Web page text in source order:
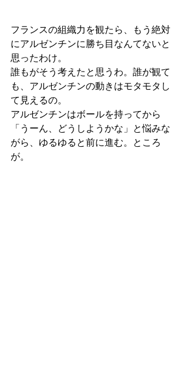
フランスの組織力を観たら、もう絶対
にアルゼンチンに勝ち目なんてないと
思ったわけ。
誰もがそう考えたと思うわ。誰が観て
も、アルゼンチンの動きはモタモタし
て見えるの。
アルゼンチンはボールを持ってから
「うーん、どうしようかな」と悩みな
がら、ゆるゆると前に進む。ところ
が。